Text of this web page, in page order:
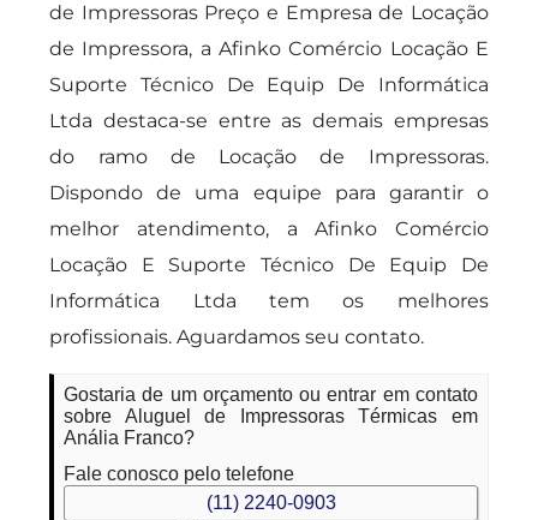
de Impressoras Preço e Empresa de Locação
de Impressora, a Afinko Comércio Locação E
Suporte Técnico De Equip De Informática
Ltda destaca-se entre as demais empresas
do ramo de Locação de Impressoras.
Dispondo de uma equipe para garantir o
melhor atendimento, a Afinko Comércio
Locação E Suporte Técnico De Equip De
Informática Ltda tem os melhores
profissionais. Aguardamos seu contato.
Gostaria de um orçamento ou entrar em contato
sobre Aluguel de Impressoras Térmicas em
Anália Franco?
Fale conosco pelo telefone
(11) 2240-0903